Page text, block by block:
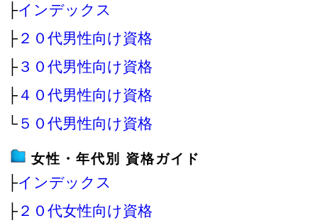
├インデックス
├ ２０代男性向け資格
├ ３０代男性向け資格
├ ４０代男性向け資格
└ ５０代男性向け資格
女性・年代別 資格ガイド
├インデックス
├ ２０代女性向け資格